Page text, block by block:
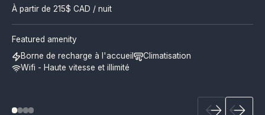
À partir de 215$ CAD / nuit
Featured amenity
Borne de recharge à l'accueil
Climatisation
Wifi - Haute vitesse et illimité